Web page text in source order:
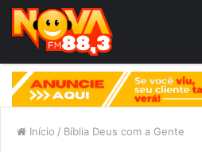
Início / Bíblia Deus com a Gente